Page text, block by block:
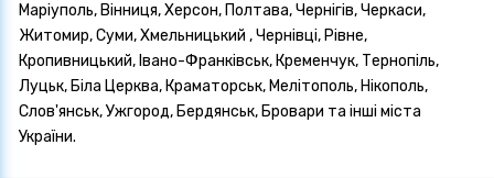
Маріуполь, Вінниця, Херсон, Полтава, Чернігів, Черкаси,
Житомир, Суми, Хмельницький , Чернівці, Рівне,
Кропивницький, Івано-Франківськ, Кременчук, Тернопіль,
Луцьк, Біла Церква, Краматорськ, Мелітополь, Нікополь,
Слов'янськ, Ужгород, Бердянськ, Бровари та інші міста
України.